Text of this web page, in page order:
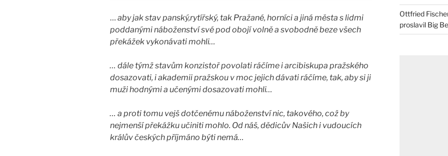
… aby jak stav panský,rytířský, tak Pražané, horníci a jiná města s lidmi
poddanými náboženství své pod obojí volně a svobodně beze všech
překážek vykonávati mohli…
… dále týmž stavům konzistoř povolati ráčíme i arcibiskupa pražského
dosazovati, i akademii pražskou v moc jejich dávati ráčíme, tak, aby si ji
muži hodnými a učenými dosazovati mohli…
… a proti tomu vejš dotčenému náboženství nic, takového, což by
nejmenší překážku učiniti mohlo. Od náš, dědicův Našich i vudoucích
králův českých příjmáno býti nemá…
Ottfried
proslavil Big